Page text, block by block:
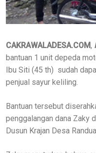
CAKRAWALADESA.COM,
bantuan 1 unit depeda
Ibu Siti (45 th) sudah
penjual sayur keliling.
Bantuan tersebut
penggalangan dana Zaky
Dusun Krajan Desa